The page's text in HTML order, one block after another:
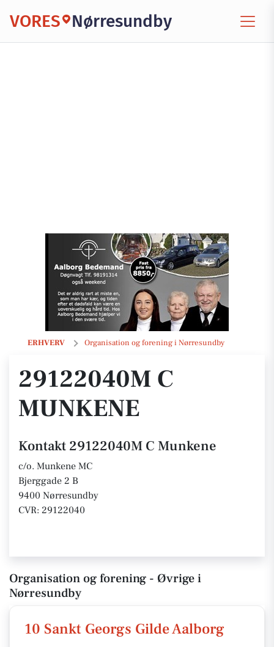
VORES Nørresundby
ERHVERV Organisation og forening i Nørresundby
29122040M C Munkene
29122040M C
MUNKENE
Kontakt 29122040M C Munkene
c/o. Munkene MC
Bjerggade 2 B
9400 Nørresundby
CVR: 29122040
Organisation og forening - Øvrige i
Nørresundby
10 Sankt Georgs Gilde Aalborg